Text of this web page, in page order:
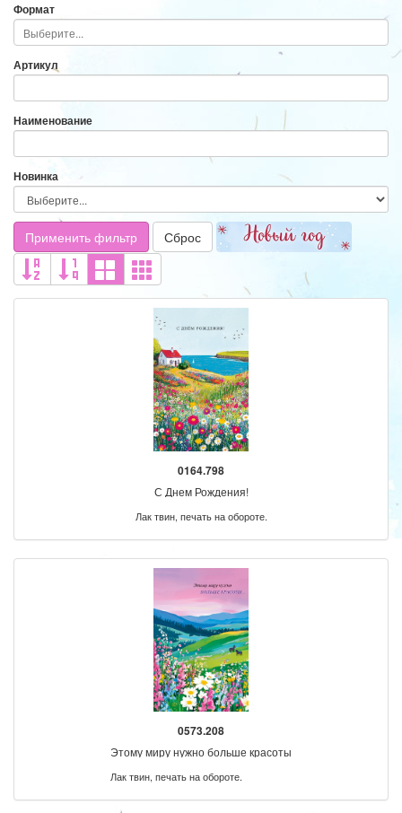
Формат
Артикул
Наименование
Новинка
Применить фильтр Сброс
0164.798
С Днем Рождения!
Лак твин, печать на обороте.
0573.208
Этому миру нужно больше красоты
Лак твин, печать на обороте.